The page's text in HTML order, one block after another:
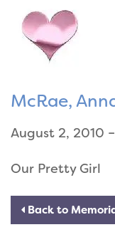
McRae,
August 2, 2010
Our Pretty Girl
Back to